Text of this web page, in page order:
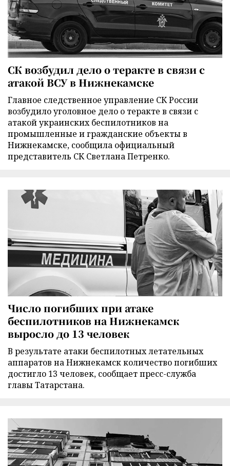
СК возбудил дело о теракте в связи с
атакой ВСУ в Нижнекамске
Главное следственное управление СК России
возбудило уголовное дело о теракте в связи с
атакой украинских беспилотников на
промышленные и гражданские объекты в
Нижнекамске, сообщила официальный
представитель СК Светлана Петренко.
Число погибших при атаке
беспилотников на Нижнекамск
выросло до 13 человек
В результате атаки беспилотных летательных
аппаратов на Нижнекамск количество погибших
достигло 13 человек, сообщает пресс-служба
главы Татарстана.